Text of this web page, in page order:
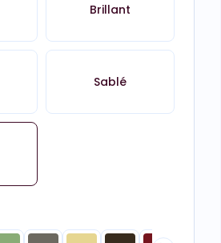
Brillant
Sablé